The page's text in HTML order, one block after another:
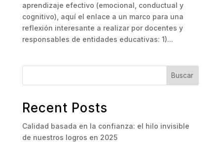
aprendizaje efectivo (emocional, conductual y
cognitivo), aquí el enlace a un marco para una
reflexión interesante a realizar por docentes y
responsables de entidades educativas: 1)...
Buscar
Recent Posts
Calidad basada en la confianza: el hilo invisible
de nuestros logros en 2025